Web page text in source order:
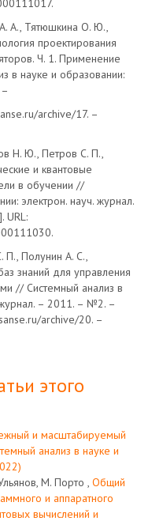
А., Тятюшкина О. Ю.,
проектирования
Ч. 1. Применение
в науке и образовании:
archive/17. –
Н. Ю., Петров С. П.,
и квантовые
в обучении //
электрон. науч. журнал.
URL:
Полунин А. С.,
знаний для управления
// Системный анализ в
журнал. – 2011. – №2. –
archive/20. –
этого
и масштабируемый
анализ в науке и
M. Порто , Общий
и аппаратного
вычислений и